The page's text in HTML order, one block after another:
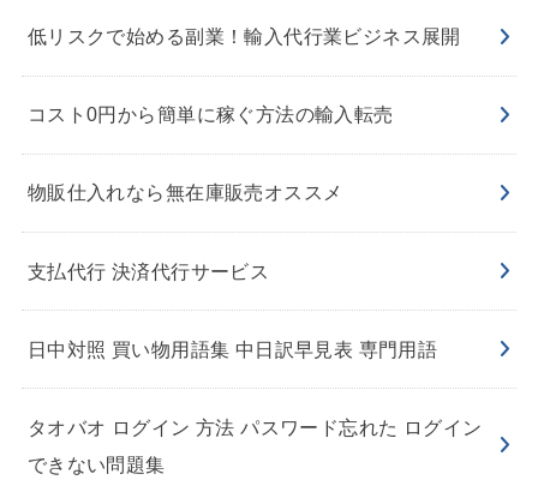
低リスクで始める副業！輸入代行業ビジネス展開
コスト0円から簡単に稼ぐ方法の輸入転売
物販仕入れなら無在庫販売オススメ
支払代行 決済代行サービス
日中対照 買い物用語集 中日訳早見表 専門用語
タオバオ ログイン 方法 パスワード忘れた ログイン
できない問題集